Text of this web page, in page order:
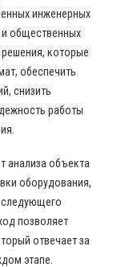
инженерных
общественных
которые
обеспечить
снизить
работы
анализа объекта
оборудования,
позволяет
отвечает за
этапе.